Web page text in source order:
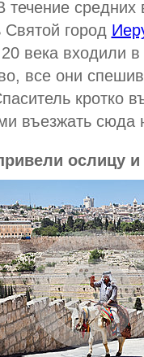
средних
Святой город
века входили
все они
кротко
въезжать сюда
ослицу